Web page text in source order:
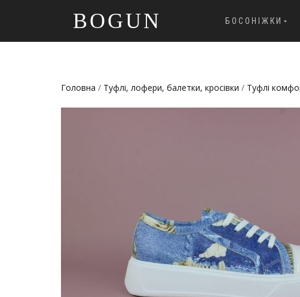
BOGUN БОСОНІЖКИ
Головна / Туфлі, лофери, балетки, кросівки / Туфлі